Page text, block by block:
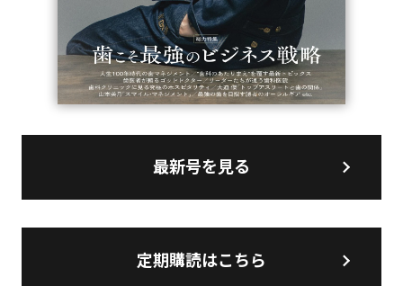
最新号を見る
定期購読はこちら